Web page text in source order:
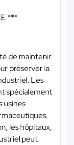
***
de maintenir
préserver la
Les
spécialement
usines
les hôpitaux,
peut